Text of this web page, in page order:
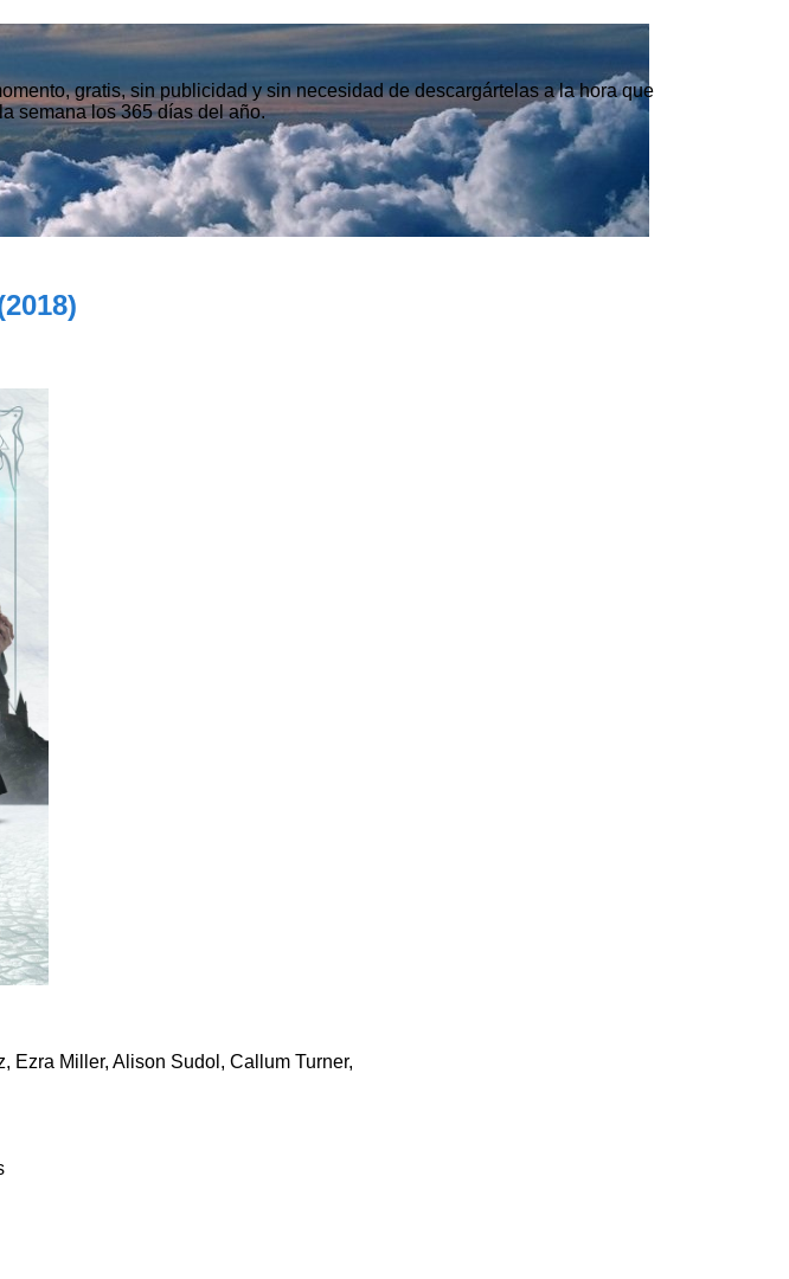
gratis, sin publicidad y sin necesidad de descargártelas a la hora que
semana los 365 días del año.
Ezra Miller, Alison Sudol, Callum Turner,